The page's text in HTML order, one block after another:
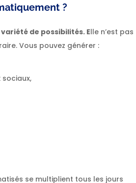
?
variété de possibilités. Elle n’est pas
Vous pouvez générer :
se multiplient tous les jours